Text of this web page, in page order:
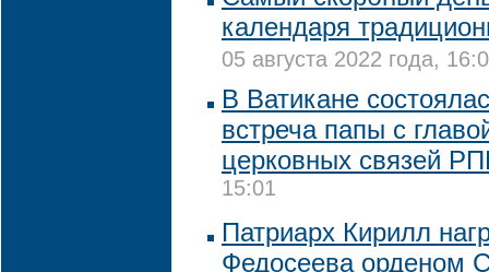
календаря
05 августа 2022 года,
В Ватикане
встреча папы с
церковных связей
15:01
Патриарх Кирилл
Федосеева орденом